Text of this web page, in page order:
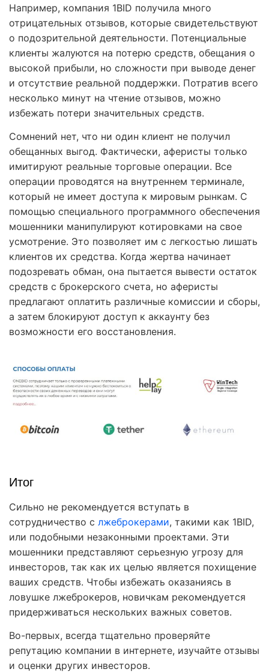
Например, компания 1BID получила много
отрицательных отзывов, которые свидетельствуют
о подозрительной деятельности. Потенциальные
клиенты жалуются на потерю средств, обещания о
высокой прибыли, но сложности при выводе денег
и отсутствие реальной поддержки. Потратив всего
несколько минут на чтение отзывов, можно
избежать потери значительных средств.
Сомнений нет, что ни один клиент не получил
обещанных выгод. Фактически, аферисты только
имитируют реальные торговые операции. Все
операции проводятся на внутреннем терминале,
который не имеет доступа к мировым рынкам. С
помощью специального программного обеспечения
мошенники манипулируют котировками на свое
усмотрение. Это позволяет им с легкостью лишать
клиентов их средства. Когда жертва начинает
подозревать обман, она пытается вывести остаток
средств с брокерского счета, но аферисты
предлагают оплатить различные комиссии и сборы,
а затем блокируют доступ к аккаунту без
возможности его восстановления.
Итог
Сильно не рекомендуется вступать в
сотрудничество с лжеброкерами, такими как 1BID,
или подобными незаконными проектами. Эти
мошенники представляют серьезную угрозу для
инвесторов, так как их целью является похищение
ваших средств. Чтобы избежать оказаниясь в
ловушке лжеброкеров, новичкам рекомендуется
придерживаться нескольких важных советов.
Во-первых, всегда тщательно проверяйте
репутацию компании в интернете, изучайте отзывы
и оценки других инвесторов.